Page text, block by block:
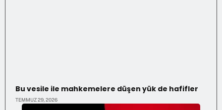
Bu vesile ile mahkemelere düşen yük de hafifler
TEMMUZ 29, 2026